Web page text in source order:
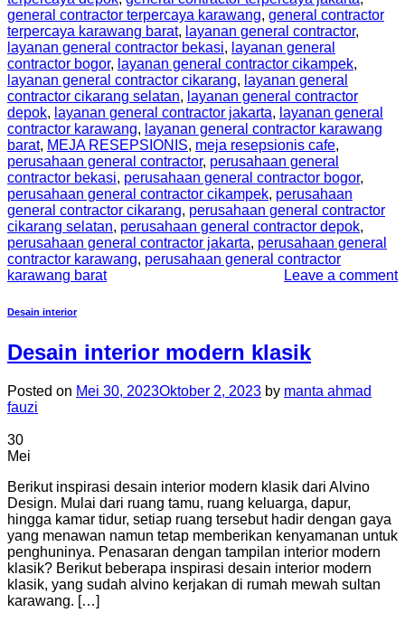
general contractor terpercaya karawang, general contractor
terpercaya karawang barat, layanan general contractor,
layanan general contractor bekasi, layanan general
contractor bogor, layanan general contractor cikampek,
layanan general contractor cikarang, layanan general
contractor cikarang selatan, layanan general contractor
depok, layanan general contractor jakarta, layanan general
contractor karawang, layanan general contractor karawang
barat, MEJA RESEPSIONIS, meja resepsionis cafe,
perusahaan general contractor, perusahaan general
contractor bekasi, perusahaan general contractor bogor,
perusahaan general contractor cikampek, perusahaan
general contractor cikarang, perusahaan general contractor
cikarang selatan, perusahaan general contractor depok,
perusahaan general contractor jakarta, perusahaan general
contractor karawang, perusahaan general contractor
karawang barat
Leave a comment
Desain interior
Desain interior modern klasik
Posted on Mei 30, 2023Oktober 2, 2023 by manta ahmad
fauzi
30
Mei
Berikut inspirasi desain interior modern klasik dari Alvino
Design. Mulai dari ruang tamu, ruang keluarga, dapur,
hingga kamar tidur, setiap ruang tersebut hadir dengan gaya
yang menawan namun tetap memberikan kenyamanan untuk
penghuninya. Penasaran dengan tampilan interior modern
klasik? Berikut beberapa inspirasi desain interior modern
klasik, yang sudah alvino kerjakan di rumah mewah sultan
karawang. […]